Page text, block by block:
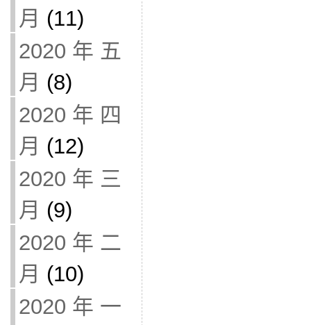
月 (11)
2020 年 五
月 (8)
2020 年 四
月 (12)
2020 年 三
月 (9)
2020 年 二
月 (10)
2020 年 一